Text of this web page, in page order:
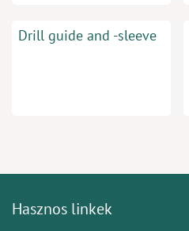
Drill guide and -sleeve
Hasznos linkek